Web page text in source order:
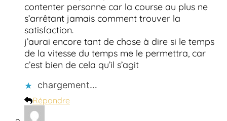
contenter personne car la course au plus ne
s’arrêtant jamais comment trouver la
satisfaction.
j’aurai encore tant de chose à dire si le temps
de la vitesse du temps me le permettra, car
c’est bien de cela qu’il s’agit
chargement…
Répondre